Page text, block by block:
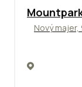
NOVINKA
Nový